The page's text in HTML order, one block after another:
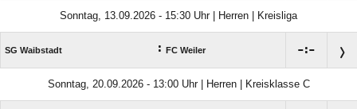
Sonntag, 13.09.2026 - 15:30 Uhr | Herren | Kreisliga
SG Waibstadt : FC Weiler :
Sonntag, 20.09.2026 - 13:00 Uhr | Herren | Kreisklasse C